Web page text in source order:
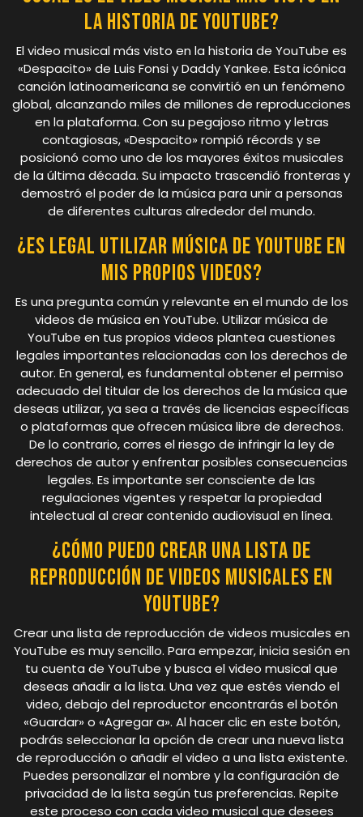
la historia de YouTube?
El video musical más visto en la historia de YouTube es
«Despacito» de Luis Fonsi y Daddy Yankee. Esta icónica
canción latinoamericana se convirtió en un fenómeno
global, alcanzando miles de millones de reproducciones
en la plataforma. Con su pegajoso ritmo y letras
contagiosas, «Despacito» rompió récords y se
posicionó como uno de los mayores éxitos musicales
de la última década. Su impacto trascendió fronteras y
demostró el poder de la música para unir a personas
de diferentes culturas alrededor del mundo.
¿Es legal utilizar música de YouTube en
mis propios videos?
Es una pregunta común y relevante en el mundo de los
videos de música en YouTube. Utilizar música de
YouTube en tus propios videos plantea cuestiones
legales importantes relacionadas con los derechos de
autor. En general, es fundamental obtener el permiso
adecuado del titular de los derechos de la música que
deseas utilizar, ya sea a través de licencias específicas
o plataformas que ofrecen música libre de derechos.
De lo contrario, corres el riesgo de infringir la ley de
derechos de autor y enfrentar posibles consecuencias
legales. Es importante ser consciente de las
regulaciones vigentes y respetar la propiedad
intelectual al crear contenido audiovisual en línea.
¿Cómo puedo crear una lista de
reproducción de videos musicales en
YouTube?
Crear una lista de reproducción de videos musicales en
YouTube es muy sencillo. Para empezar, inicia sesión en
tu cuenta de YouTube y busca el video musical que
deseas añadir a la lista. Una vez que estés viendo el
video, debajo del reproductor encontrarás el botón
«Guardar» o «Agregar a». Al hacer clic en este botón,
podrás seleccionar la opción de crear una nueva lista
de reproducción o añadir el video a una lista existente.
Puedes personalizar el nombre y la configuración de
privacidad de la lista según tus preferencias. Repite
este proceso con cada video musical que desees